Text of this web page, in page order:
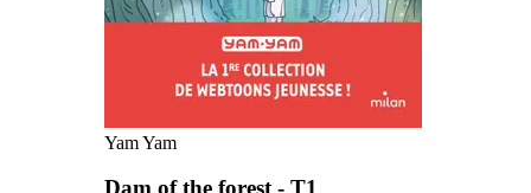
Yam Yam
Dam of the forest - T1